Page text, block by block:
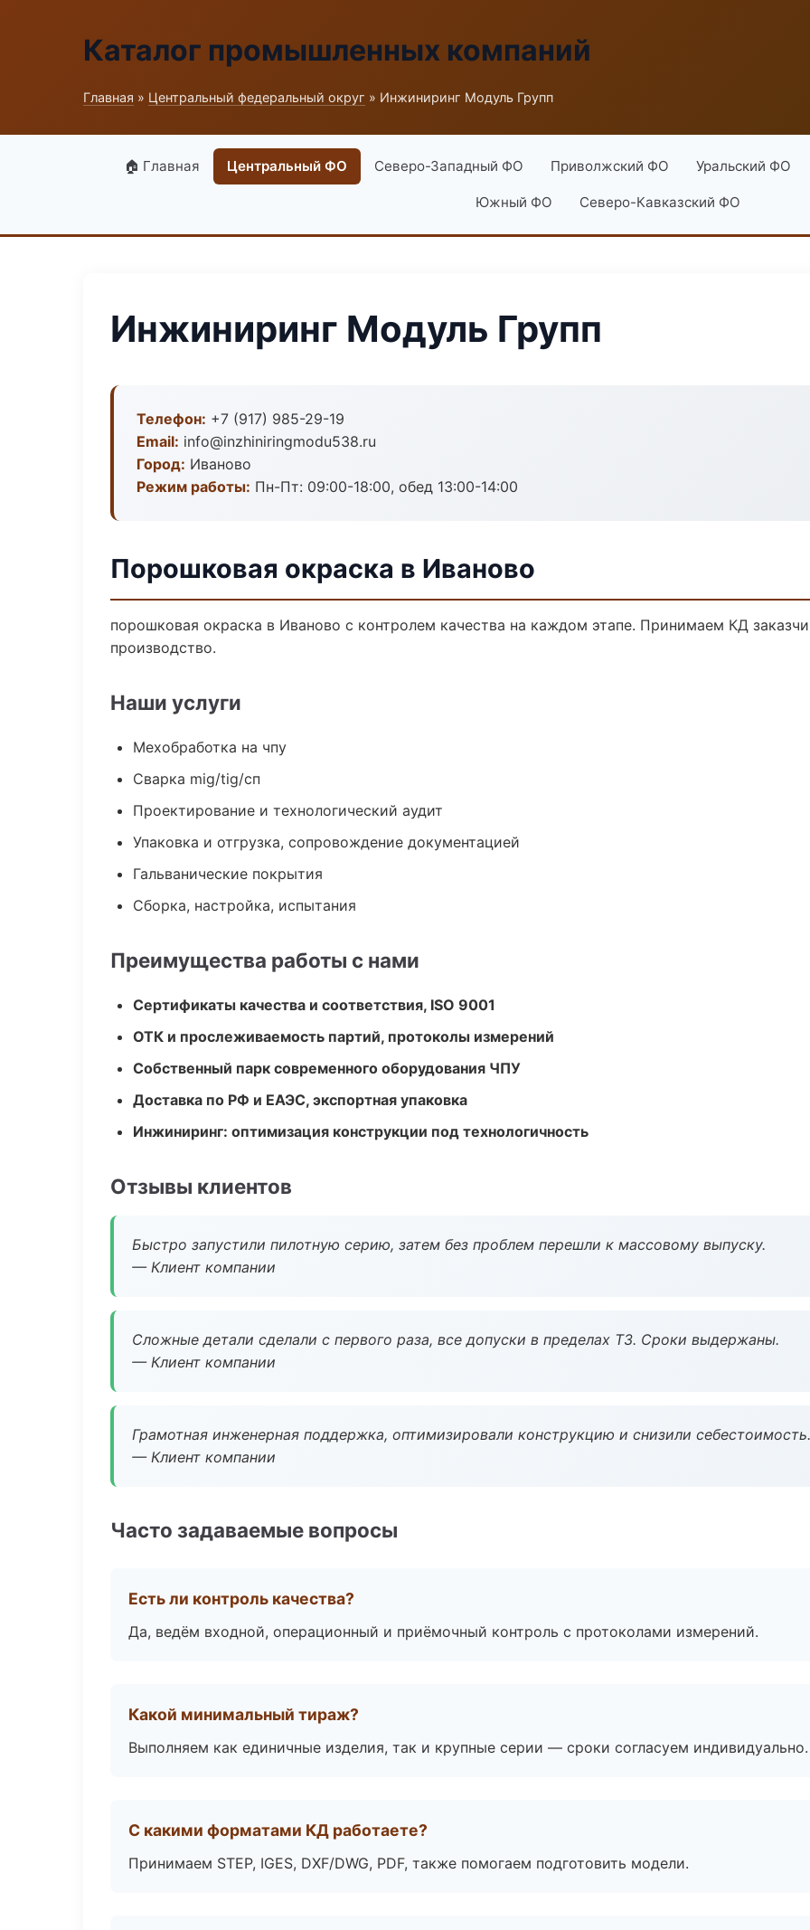
Каталог промышленных компаний
Главная » Центральный федеральный округ » Инжиниринг Модуль Групп
🏠 Главная Центральный ФО Северо-Западный ФО Приволжский ФО Уральский ФО
Южный ФО Северо-Кавказский ФО
Инжиниринг Модуль Групп
Телефон: +7 (917) 985-29-19
Email: info@inzhiniringmodu538.ru
Город: Иваново
Режим работы: Пн-Пт: 09:00-18:00, обед 13:00-14:00
Порошковая окраска в Иваново
порошковая окраска в Иваново с контролем качества на каждом этапе. Принимаем КД
производство.
Наши услуги
Мехобработка на чпу
Сварка mig/tig/сп
Проектирование и технологический аудит
Упаковка и отгрузка, сопровождение документацией
Гальванические покрытия
Сборка, настройка, испытания
Преимущества работы с нами
Сертификаты качества и соответствия, ISO 9001
ОТК и прослеживаемость партий, протоколы измерений
Собственный парк современного оборудования ЧПУ
Доставка по РФ и ЕАЭС, экспортная упаковка
Инжиниринг: оптимизация конструкции под технологичность
Отзывы клиентов
Быстро запустили пилотную серию, затем без проблем перешли к массовому выпуску.
— Клиент компании
Сложные детали сделали с первого раза, все допуски в пределах ТЗ. Сроки выдержаны.
— Клиент компании
Грамотная инженерная поддержка, оптимизировали конструкцию и снизили себестоимость.
— Клиент компании
Часто задаваемые вопросы
Есть ли контроль качества?
Да, ведём входной, операционный и приёмочный контроль с протоколами измерений.
Какой минимальный тираж?
Выполняем как единичные изделия, так и крупные серии — сроки согласуем индивидуально.
С какими форматами КД работаете?
Принимаем STEP, IGES, DXF/DWG, PDF, также помогаем подготовить модели.